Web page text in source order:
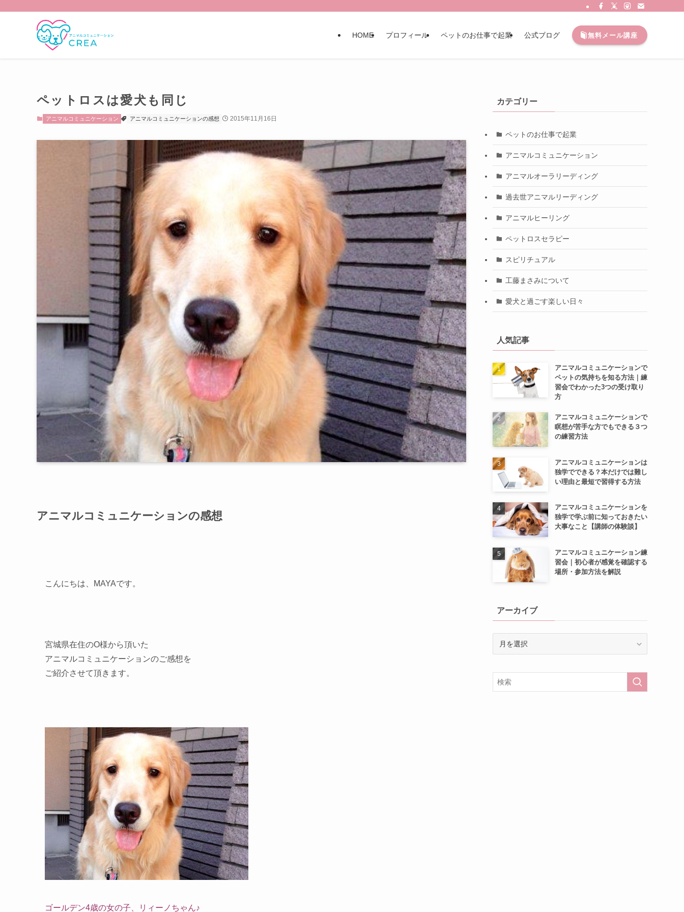
HOME プロフィール ペットのお仕事で起業 公式ブログ 無料メール講座
ペットロスは愛犬も同じ
アニマルコミュニケーション アニマルコミュニケーションの感想 2015年11月16日
アニマルコミュニケーションの感想
こんにちは、MAYAです。
宮城県在住のO様から頂いた
アニマルコミュニケーションのご感想を
ご紹介させて頂きます。
ゴールデン4歳の女の子、リィーノちゃん♪
カテゴリー
ペットのお仕事で起業
アニマルコミュニケーション
アニマルオーラリーディング
過去世アニマルリーディング
アニマルヒーリング
ペットロスセラピー
スピリチュアル
工藤まさみについて
愛犬と過ごす楽しい日々
人気記事
アニマルコミュニケーションで
ペットの気持ちを知る方法｜練
習会でわかった3つの受け取り
方
アニマルコミュニケーションで
瞑想が苦手な方でもできる３つ
の練習方法
アニマルコミュニケーションは
独学でできる？本だけでは難し
い理由と最短で習得する方法
アニマルコミュニケーションを
独学で学ぶ前に知っておきたい
大事なこと【講師の体験談】
アニマルコミュニケーション練
習会｜初心者が感覚を確認する
場所・参加方法を解説
アーカイブ
イ
ブ